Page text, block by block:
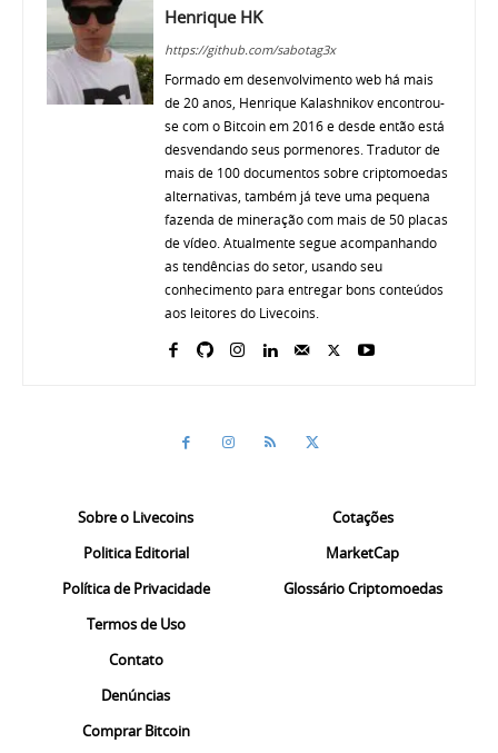
Henrique HK
https://github.com/sabotag3x
Formado em desenvolvimento web há mais
de 20 anos, Henrique Kalashnikov encontrou-
se com o Bitcoin em 2016 e desde então está
desvendando seus pormenores. Tradutor de
mais de 100 documentos sobre criptomoedas
alternativas, também já teve uma pequena
fazenda de mineração com mais de 50 placas
de vídeo. Atualmente segue acompanhando
as tendências do setor, usando seu
conhecimento para entregar bons conteúdos
aos leitores do Livecoins.
Sobre o Livecoins
Politica Editorial
Política de Privacidade
Termos de Uso
Contato
Denúncias
Comprar Bitcoin
Cotações
MarketCap
Glossário Criptomoedas